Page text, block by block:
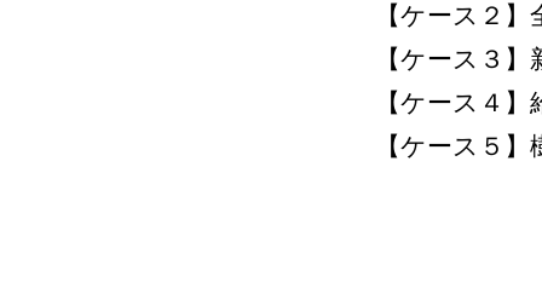
【ケース２
【ケース３
【ケース４
【ケース５